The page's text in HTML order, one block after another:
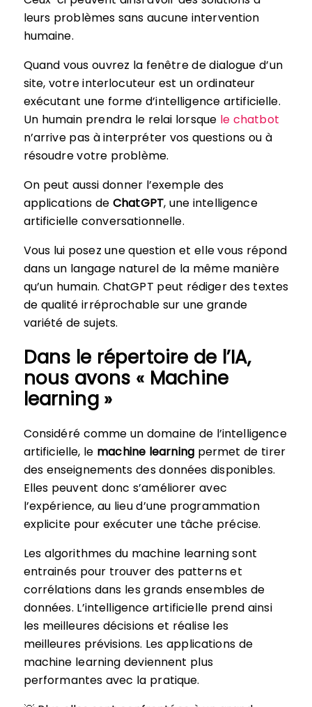
leurs problèmes sans aucune intervention
humaine.
Quand vous ouvrez la fenêtre de dialogue d’un
site, votre interlocuteur est un ordinateur
exécutant une forme d’intelligence artificielle.
Un humain prendra le relai lorsque le chatbot
n’arrive pas à interpréter vos questions ou à
résoudre votre problème.
On peut aussi donner l’exemple des
applications de ChatGPT, une intelligence
artificielle conversationnelle.
Vous lui posez une question et elle vous répond
dans un langage naturel de la même manière
qu’un humain. ChatGPT peut rédiger des textes
de qualité irréprochable sur une grande
variété de sujets.
Dans le répertoire de l’IA,
nous avons « Machine
learning »
Considéré comme un domaine de l’intelligence
artificielle, le machine learning permet de tirer
des enseignements des données disponibles.
Elles peuvent donc s’améliorer avec
l’expérience, au lieu d’une programmation
explicite pour exécuter une tâche précise.
Les algorithmes du machine learning sont
entrainés pour trouver des patterns et
corrélations dans les grands ensembles de
données. L’intelligence artificielle prend ainsi
les meilleures décisions et réalise les
meilleures prévisions. Les applications de
machine learning deviennent plus
performantes avec la pratique.